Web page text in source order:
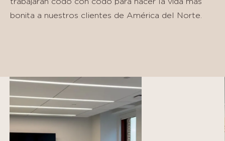
bonita a nuestros clientes de América del Norte.